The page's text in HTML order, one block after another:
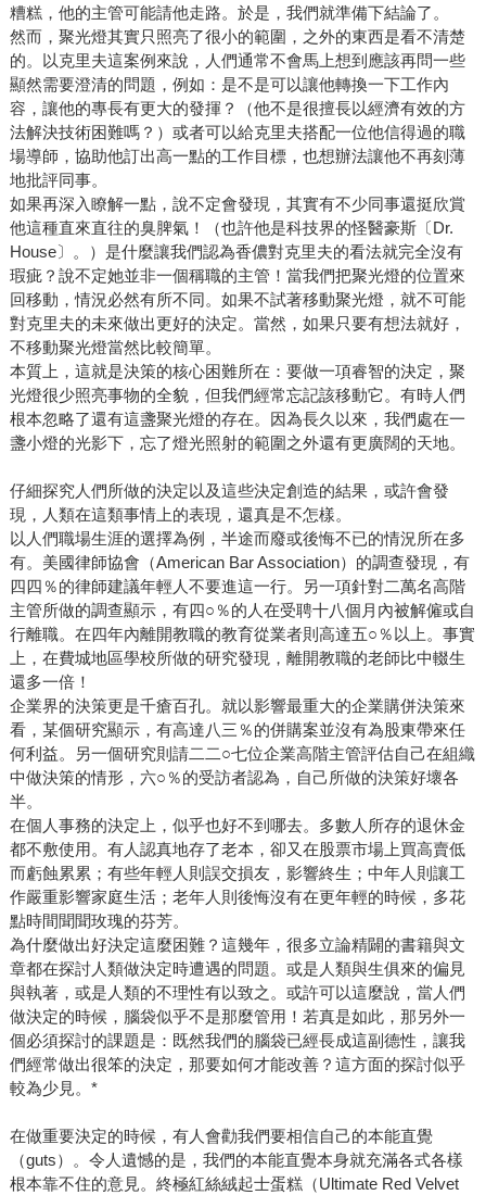
糟糕，他的主管可能請他走路。於是，我們就準備下結論了。
然而，聚光燈其實只照亮了很小的範圍，之外的東西是看不清楚
的。以克里夫這案例來說，人們通常不會馬上想到應該再問一些
顯然需要澄清的問題，例如：是不是可以讓他轉換一下工作內
容，讓他的專長有更大的發揮？（他不是很擅長以經濟有效的方
法解決技術困難嗎？）或者可以給克里夫搭配一位他信得過的職
場導師，協助他訂出高一點的工作目標，也想辦法讓他不再刻薄
地批評同事。
如果再深入瞭解一點，說不定會發現，其實有不少同事還挺欣賞
他這種直來直往的臭脾氣！（也許他是科技界的怪醫豪斯〔Dr.
House〕。）是什麼讓我們認為香儂對克里夫的看法就完全沒有
瑕疵？說不定她並非一個稱職的主管！當我們把聚光燈的位置來
回移動，情況必然有所不同。如果不試著移動聚光燈，就不可能
對克里夫的未來做出更好的決定。當然，如果只要有想法就好，
不移動聚光燈當然比較簡單。
本質上，這就是決策的核心困難所在：要做一項睿智的決定，聚
光燈很少照亮事物的全貌，但我們經常忘記該移動它。有時人們
根本忽略了還有這盞聚光燈的存在。因為長久以來，我們處在一
盞小燈的光影下，忘了燈光照射的範圍之外還有更廣闊的天地。
仔細探究人們所做的決定以及這些決定創造的結果，或許會發
現，人類在這類事情上的表現，還真是不怎樣。
以人們職場生涯的選擇為例，半途而廢或後悔不已的情況所在多
有。美國律師協會（American Bar Association）的調查發現，有
四四％的律師建議年輕人不要進這一行。另一項針對二萬名高階
主管所做的調查顯示，有四○％的人在受聘十八個月內被解僱或自
行離職。在四年內離開教職的教育從業者則高達五○％以上。事實
上，在費城地區學校所做的研究發現，離開教職的老師比中輟生
還多一倍！
企業界的決策更是千瘡百孔。就以影響最重大的企業購併決策來
看，某個研究顯示，有高達八三％的併購案並沒有為股東帶來任
何利益。另一個研究則請二二○七位企業高階主管評估自己在組織
中做決策的情形，六○％的受訪者認為，自己所做的決策好壞各
半。
在個人事務的決定上，似乎也好不到哪去。多數人所存的退休金
都不敷使用。有人認真地存了老本，卻又在股票市場上買高賣低
而虧蝕累累；有些年輕人則誤交損友，影響終生；中年人則讓工
作嚴重影響家庭生活；老年人則後悔沒有在更年輕的時候，多花
點時間聞聞玫瑰的芬芳。
為什麼做出好決定這麼困難？這幾年，很多立論精闢的書籍與文
章都在探討人類做決定時遭遇的問題。或是人類與生俱來的偏見
與執著，或是人類的不理性有以致之。或許可以這麼說，當人們
做決定的時候，腦袋似乎不是那麼管用！若真是如此，那另外一
個必須探討的課題是：既然我們的腦袋已經長成這副德性，讓我
們經常做出很笨的決定，那要如何才能改善？這方面的探討似乎
較為少見。*
在做重要決定的時候，有人會勸我們要相信自己的本能直覺
（guts）。令人遺憾的是，我們的本能直覺本身就充滿各式各樣
根本靠不住的意見。終極紅絲絨起士蛋糕（Ultimate Red Velvet